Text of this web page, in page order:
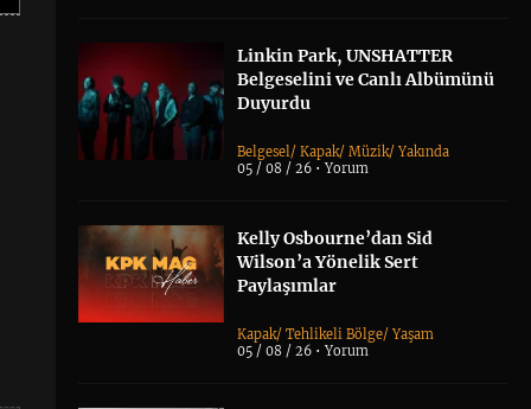
Linkin Park, UNSHATTER
Belgeselini ve Canlı Albümünü
Duyurdu
Belgesel/Kapak/Müzik/Yakında
05 / 08 / 26 •Yorum
Kelly Osbourne’dan Sid
Wilson’a Yönelik Sert
Paylaşımlar
Kapak/Tehlikeli Bölge/Yaşam
05 / 08 / 26 •Yorum